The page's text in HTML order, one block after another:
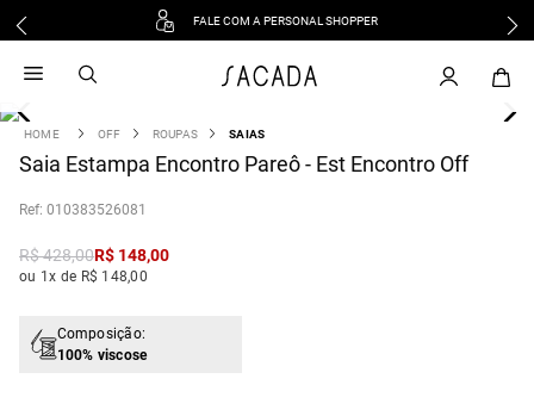
FALE COM A PERSONAL SHOPPER
OFF ROUPAS SAIAS
Saia Estampa Encontro Pareô - Est Encontro Off
: 010383526081
R$428,00R$ 148,00
ou 1x de R$ 148,00
Composição:
100% viscose
vestido
3 º blusa
º tricot
º macacão
jeans
vestido curto